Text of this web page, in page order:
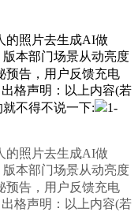
的照片去生成AI做
版本部门场景从动亮度
预告，用户反馈充电
格声明：以上内容(若
不得不说一下:
1-
的照片去生成AI做
版本部门场景从动亮度
预告，用户反馈充电
格声明：以上内容(若